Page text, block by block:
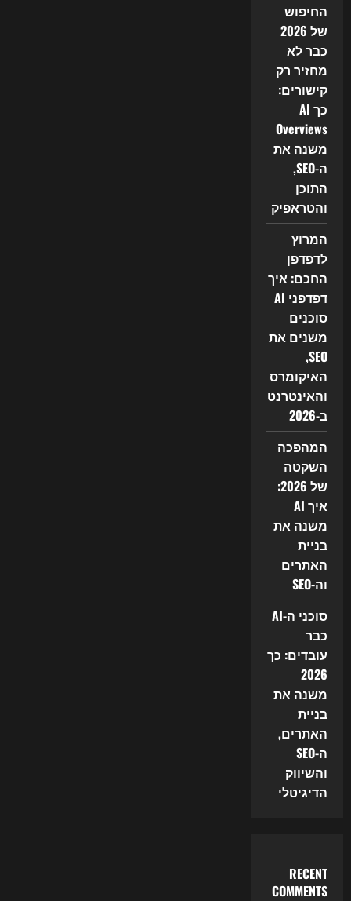
החיפוש
של 2026
כבר לא
מחזיר רק
קישורים:
כך AI
Overviews
משנה את
ה-SEO,
התוכן
והטראפיק
המרוץ
לדפדפן
החכם: איך
דפדפני AI
סוכנים
משנים את
SEO,
האיקומרס
והאינטרנט
ב-2026
המהפכה
השקטה
של 2026:
איך AI
משנה את
בניית
האתרים
וה-SEO
סוכני ה-AI
כבר
עובדים: כך
2026
משנה את
בניית
האתרים,
ה-SEO
והשיווק
הדיגיטלי
RECENT
COMMENTS